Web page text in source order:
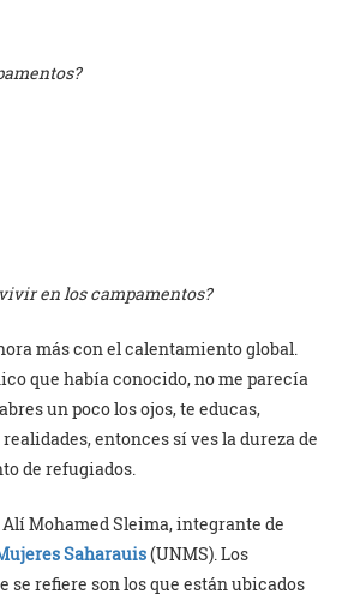
en los campamentos?
más con el calentamiento global.
que había conocido, no me parecía
un poco los ojos, te educas,
entonces sí ves la dureza de
de refugiados.
Mohamed Sleima, integrante de
Saharauis(UNMS). Los
se refiere son los que están ubicados